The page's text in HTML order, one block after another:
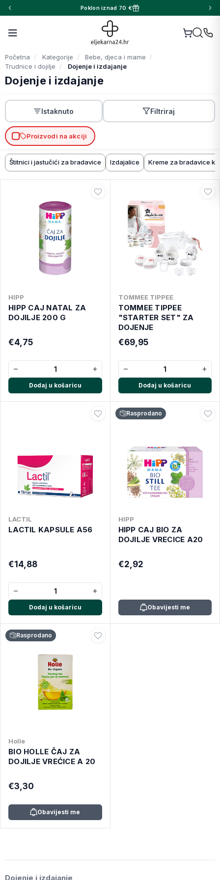
Poklon iznad 70 €
Početna Kategorije
Bebe, djeca i mame
Trudnice i dojilje
Dojenje i izdajanje
Dojenje i izdajanje
Istaknuto Filtriraj
Proizvodi na akciji
Štitnici i jastučići za bradavice Izdajalice Kreme za bradavice
HIPP
HIPP CAJ NATAL ZA
DOJILJE 200 G
€4,75
− +
Dodaj u košaricu
TOMMEE TIPPEE
TOMMEE TIPPEE
"STARTER SET" ZA
DOJENJE
€69,95
− +
Dodaj u košaricu
LACTIL
LACTIL KAPSULE A56
€14,88
− +
Dodaj u košaricu
Rasprodano
HIPP
HIPP CAJ BIO ZA
DOJILJE VRECICE A20
€2,92
Obavijesti me
Rasprodano
Holle
BIO HOLLE ČAJ ZA
DOJILJE VREĆICE A 20
€3,30
Obavijesti me
Dojenje i izdajanje